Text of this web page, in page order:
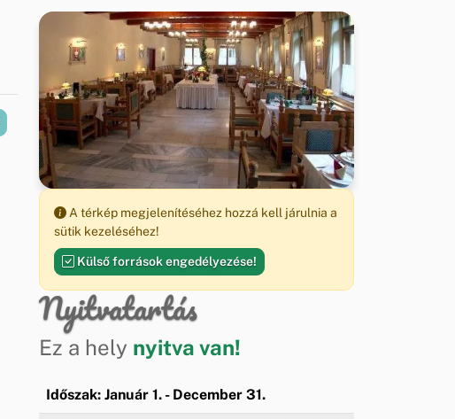
A térkép megjelenítéséhez hozzá kell járulnia a
sütik kezeléséhez!
Külső források engedélyezése!
Nyitvatartás
Ez a hely nyitva van!
Időszak: Január 1. - December 31.